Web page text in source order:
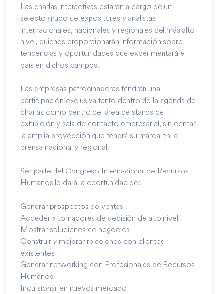
Las charlas interactivas estarán a cargo de un
selecto grupo de expositores y analistas
internacionales, nacionales y regionales del más alto
nivel, quienes proporcionarán información sobre
tendencias y oportunidades que experimentará el
país en dichos campos.
Las empresas patrocinadoras tendrán una
participación exclusiva tanto dentro de la agenda de
charlas como dentro del área de stands de
exhibición y sala de contacto empresarial, sin contar
la amplia proyección que tendrá su marca en la
prensa nacional y regional.
Ser parte del Congreso Internacional de Recursos
Humanos le dará la oportunidad de:
Generar prospectos de ventas
Acceder a tomadores de decisión de alto nivel
Mostrar soluciones de negocios
Construir y mejorar relaciones con clientes
existentes
Generar networking con Profesionales de Recursos
Humanos
Incursionar en nuevos mercado